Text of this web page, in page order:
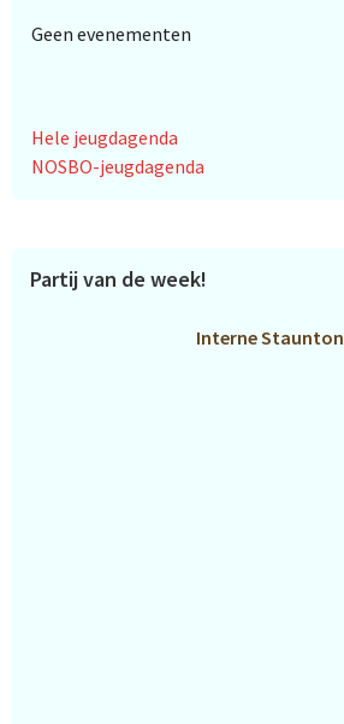
Geen evenementen
Hele jeugdagenda
NOSBO-jeugdagenda
Partij van de week!
Interne Staunton